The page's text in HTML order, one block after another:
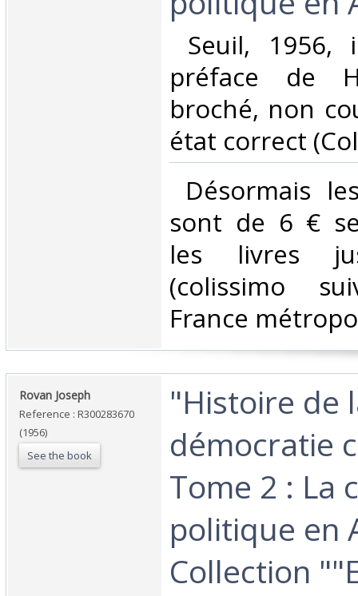
Seuil, 1956,
préface de
broché, non
état correct
Désormais
sont de 6 €
les livres
(colissimo
France
‎Rovan Joseph‎
Reference : R300283670
(1956)
See the book
‎"Histoire de
démocratie
Tome 2 : La
politique en
Collection